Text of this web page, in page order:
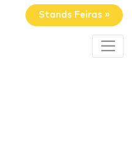
Stands Feiras »